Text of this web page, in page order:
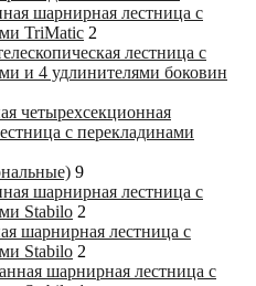
шарнирная лестница с
TriMatic 2
лестница с
и 4 удлинителями боковин
четырехсекционная
с перекладинами
9
шарнирная лестница с
Stabilo 2
шарнирная лестница с
Stabilo 2
шарнирная лестница с